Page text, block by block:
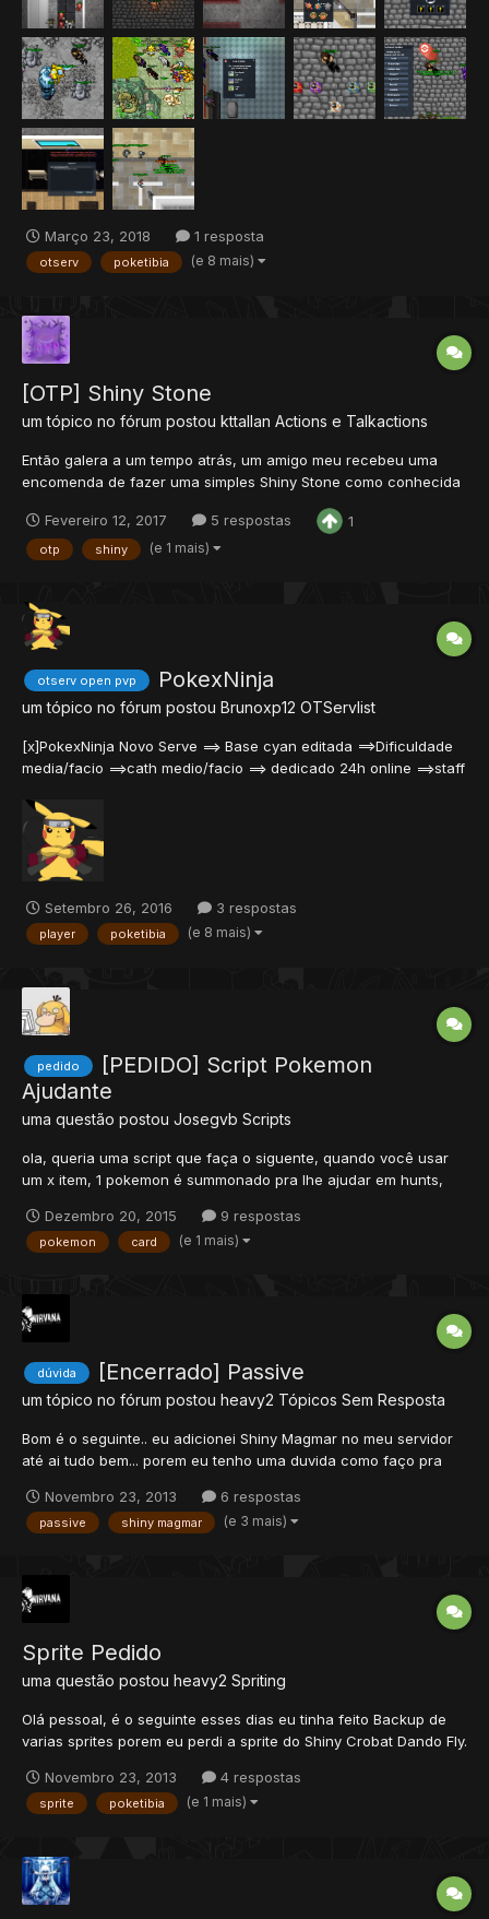
Março 23, 2018 1 resposta
otserv poketibia (e 8 mais)
[OTP] Shiny Stone
um tópico no fórum postou kttallan Actions e Talkactions
Então galera a um tempo atrás, um amigo meu recebeu uma
encomenda de fazer uma simples Shiny Stone como conhecida
não tem utilidade para mim então postarei para vocês, Espero
ter ajudado em algo. Vá em data/action e em actions.xml adici...
Fevereiro 12, 2017 5 respostas 1
otp shiny (e 1 mais)
otserv open pvp PokexNinja
um tópico no fórum postou Brunoxp12 OTServlist
[x]PokexNinja Novo Serve ==> Base cyan editada ==>Dificuldade
media/facio ==>cath medio/facio ==> dedicado 24h online ==>staff
Confira ==>Sem Vagas ==>Sem Hamachi ou Ip Changer
==>Site:http://pokexninja.wixsite.com/pokexninja =...
Setembro 26, 2016 3 respostas
player poketibia (e 8 mais)
pedido
[PEDIDO] Script Pokemon
Ajudante
uma questão postou Josegvb Scripts
ola, queria uma script que faça o siguente, quando você usar
um x item, 1 pokemon é summonado pra lhe ajudar em hunts,
o pokemon summonado mata, o pokemon summonado fica com
vc, por 30 mins despois ele some, e o item tem 1 cooldown de
Dezembro 20, 2015 9 respostas
pokemon card (e 1 mais)
dúvida [Encerrado] Passive
um tópico no fórum postou heavy2 Tópicos Sem Resposta
Bom é o seguinte.. eu adicionei Shiny Magmar no meu servidor
até ai tudo bem... porem eu tenho uma duvida como faço pra
sprite add no Cliente e tudo. OBS2: Lembrando que a passive
dele a sprite é diferente.. Alguem pode...
Novembro 23, 2013 6 respostas
passive shiny magmar (e 3 mais)
Sprite Pedido
uma questão postou heavy2 Spriting
Olá pessoal, é o seguinte esses dias eu tinha feito Backup de
varias sprites porem eu perdi a sprite do Shiny Crobat Dando Fly.
estressado e não consigo achar >_< Se alguem pudesse me
mandar a sprite do Shiny Crobat Dando Fly Agrade...
Novembro 23, 2013 4 respostas
sprite poketibia (e 1 mais)